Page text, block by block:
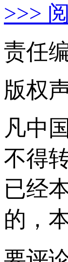
>>>
责任
版权
凡中
不得
已经
的，